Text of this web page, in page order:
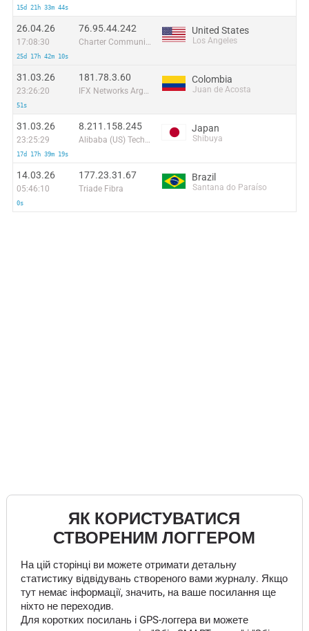
15d 21h 33m 44s
26.04.26
17:08:30
25d 17h 42m 10s
76.95.44.242
Charter Communications
United States
Los Angeles
31.03.26
23:26:20
51s
181.78.3.60
IFX Networks Argentina S.R.L
Colombia
Juan de Acosta
31.03.26
23:25:29
17d 17h 39m 19s
8.211.158.245
Alibaba (US) Technology Co., Ltd.
Japan
Shibuya
14.03.26
05:46:10
0s
177.23.31.67
Triade Fibra
Brazil
Santana do Paraíso
ЯК КОРИСТУВАТИСЯ
СТВОРЕНИМ ЛОГГЕРОМ
На цій сторінці ви можете отримати детальну
статистику відвідувань створеного вами журналу. Якщо
тут немає інформації, значить, на ваше посилання ще
ніхто не переходив.
Для коротких посилань і GPS-логгера ви можете